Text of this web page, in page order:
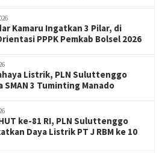
Kamaru Ingatkan 3 Pilar, di
PPPK Pemkab Bolsel 2026
Listrik, PLN Suluttenggo
SMAN 3 Tuminting Manado
ke-81 RI, PLN Suluttenggo
Daya Listrik PT J RBM ke 10